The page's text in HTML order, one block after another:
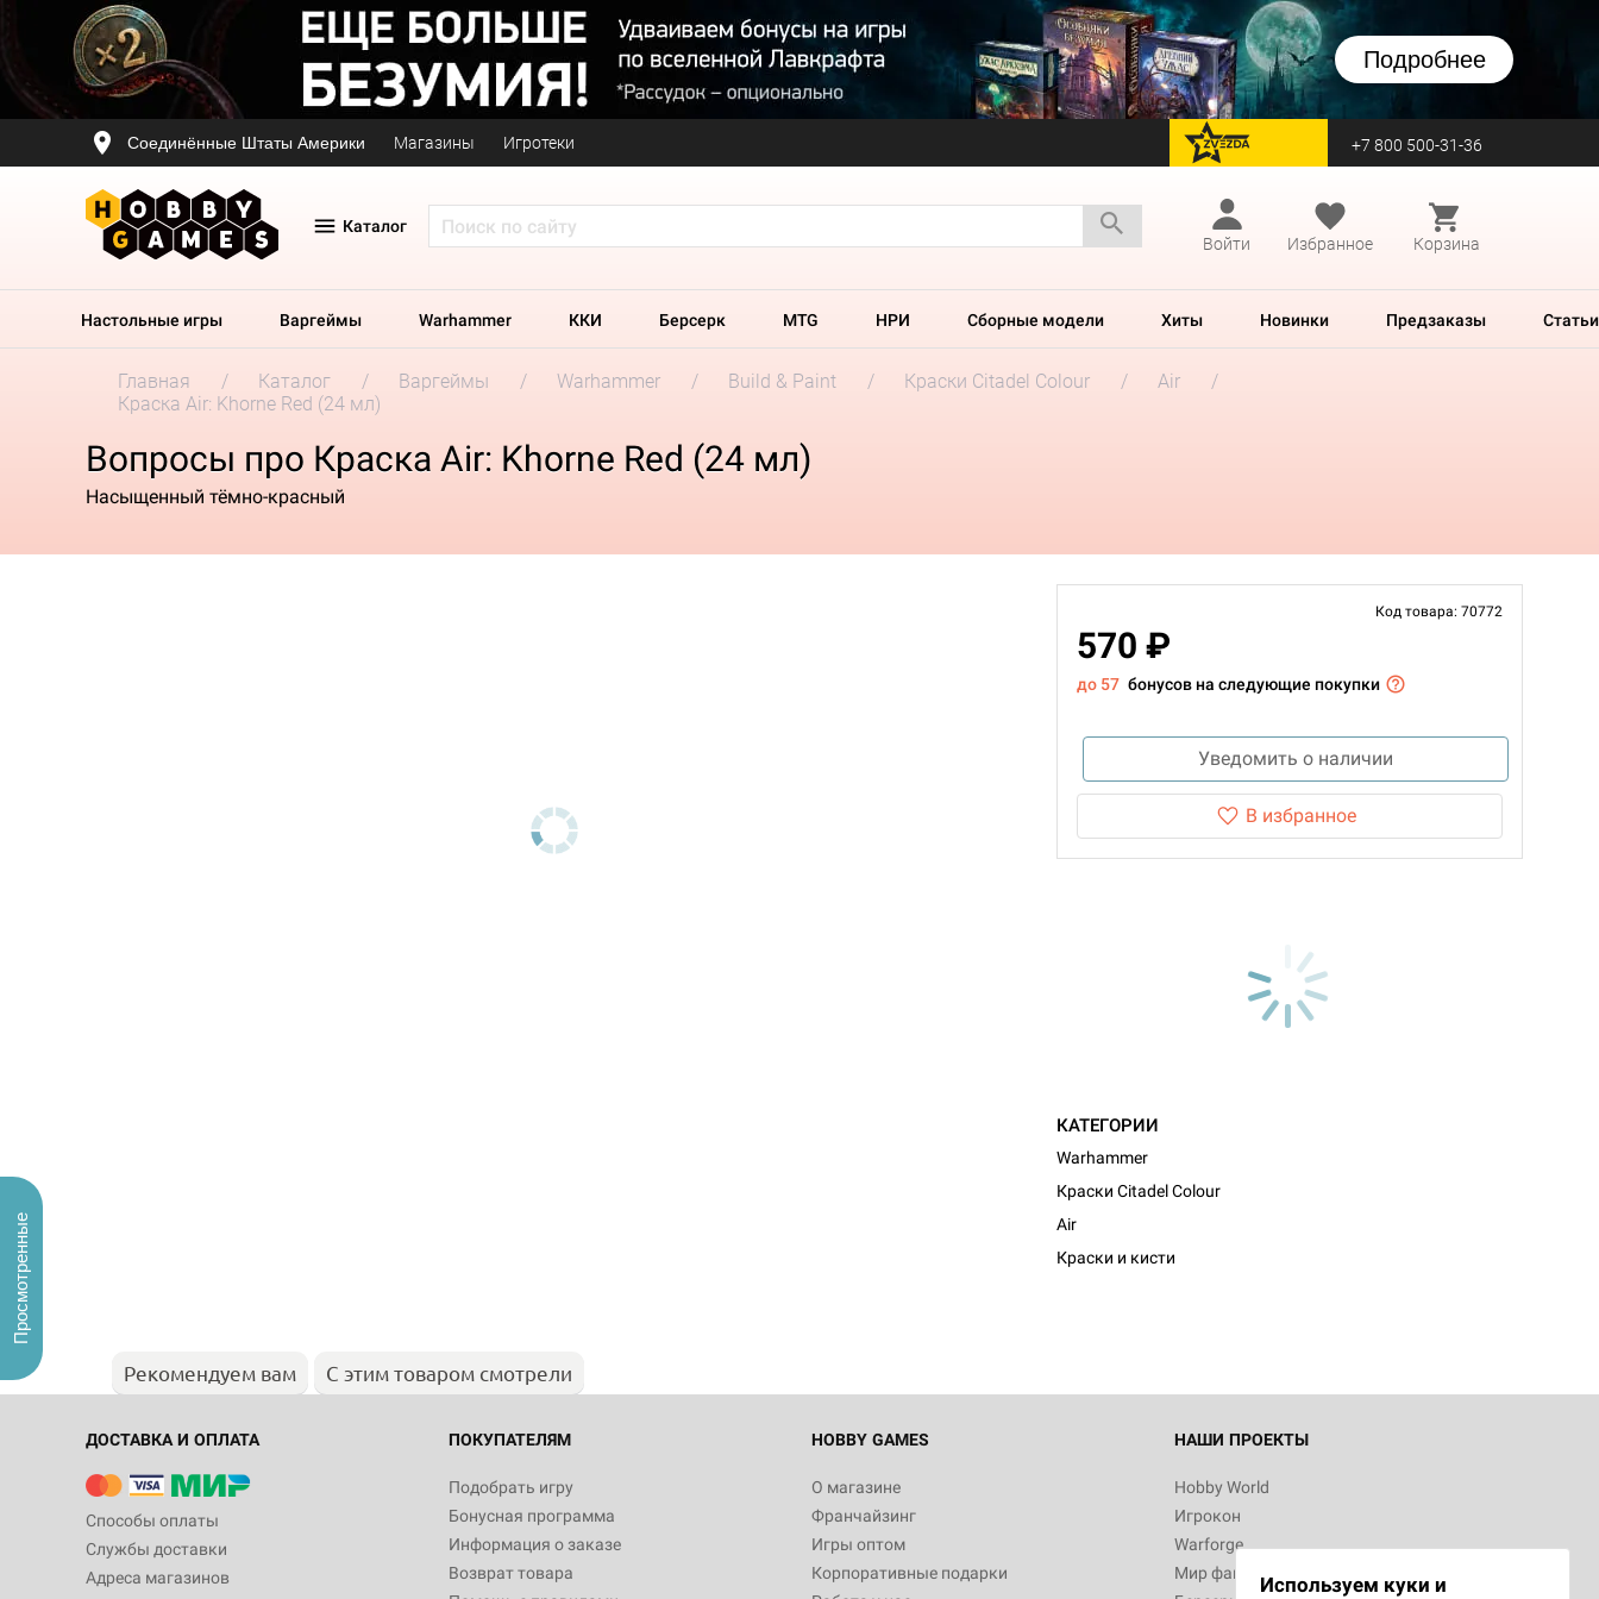
Подробнее
Соединённые Штаты Америки Магазины Игротеки перейти на Zvezda +7 800 500-31-36
Каталог
Войти
Избранное Корзина
Настольные игры Варгеймы Warhammer ККИ Берсерк MTG НРИ Сборные модели Хиты Новинки Предзаказы Статьи
Главная Каталог Варгеймы Warhammer Build & Paint Краски Citadel Colour
Air
Краска Air: Khorne Red (24 мл)
Вопросы про Краска Air: Khorne Red (24 мл)
Насыщенный тёмно-красный
Код товара: 70772
570 ₽
до 57 бонусов на следующие покупки
Уведомить о наличии
В избранное
КАТЕГОРИИ
Warhammer
Краски Citadel Colour
Air
Краски и кисти
Рекомендуем вам С этим товаром смотрели
ДОСТАВКА И ОПЛАТА
Способы оплаты
Службы доставки
Адреса магазинов
ПОКУПАТЕЛЯМ
Подобрать игру
Бонусная программа
Информация о заказе
Возврат товара
HOBBY GAMES
О магазине
Франчайзинг
Игры оптом
Корпоративные подарки
НАШИ ПРОЕКТЫ
Hobby World
Игрокон
Warforge
Мир фантастикиИспользуем куки и
Просмотренные
Настольная игра Hobby World Монстры
Белая смерть
12 990
Настольная игра Hobby World Берсерк.
3 490